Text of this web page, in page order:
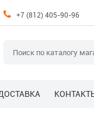
+7 (812) 405-90-96